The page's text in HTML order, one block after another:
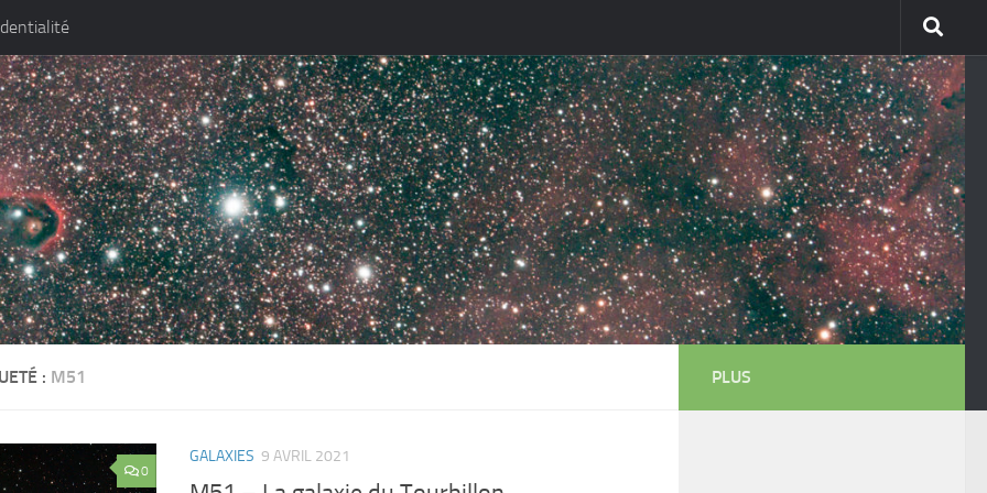
: M51
0
GALAXIES 9 AVRIL 2021
PLUS